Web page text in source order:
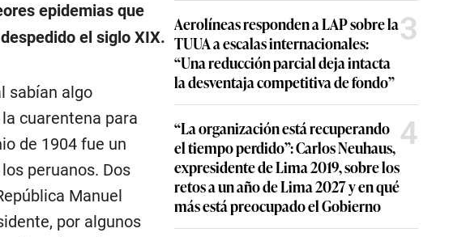
epidemias que
el siglo XIX.
sabían algo
cuarentena para
de 1904 fue un
peruanos. Dos
Manuel
por algunos
Aerolíneas responden a LAP sobre la
TUUA a escalas internacionales:
“Una reducción parcial deja intacta
la desventaja competitiva de fondo”
3
“La organización está recuperando
el tiempo perdido”: Carlos Neuhaus,
expresidente de Lima 2019, sobre los
retos a un año de Lima 2027 y en qué
más está preocupado el Gobierno
4